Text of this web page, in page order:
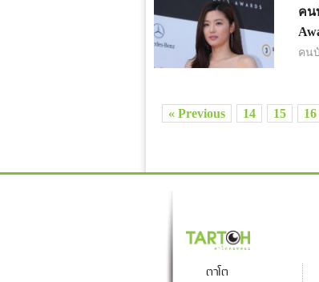
คน
คน
« Previous 14 15 16
ตาโต